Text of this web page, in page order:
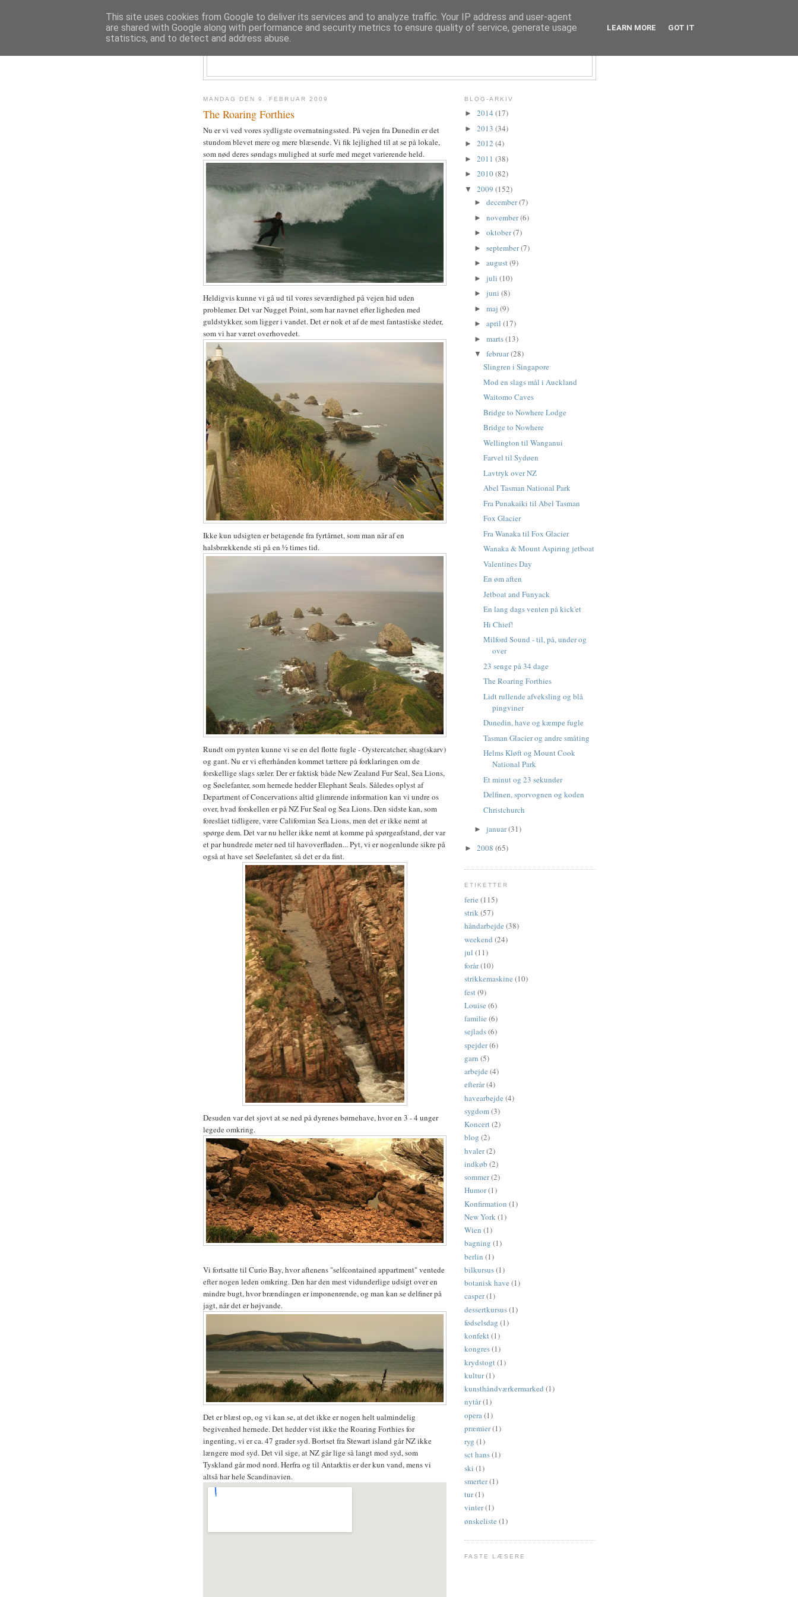
MANDAG DEN 9. FEBRUAR 2009
The Roaring Forthies
Nu er vi ved vores sydligste overnatningssted. På vejen fra Dunedin er det
stundom blevet mere og mere blæsende. Vi fik lejlighed til at se på lokale,
som nød deres søndags mulighed at surfe med meget varierende held.
Heldigvis kunne vi gå ud til vores seværdighed på vejen hid uden
problemer. Det var Nugget Point, som har navnet efter ligheden med
guldstykker, som ligger i vandet. Det er nok et af de mest fantastiske steder,
som vi har været overhovedet.
Ikke kun udsigten er betagende fra fyrtårnet, som man når af en
halsbrækkende sti på en ½ times tid.
Rundt om pynten kunne vi se en del flotte fugle - Oystercatcher, shag(skarv)
og gant. Nu er vi efterhånden kommet tættere på forklaringen om de
forskellige slags sæler. Der er faktisk både New Zealand Fur Seal, Sea Lions,
og Søelefanter, som hernede hedder Elephant Seals. Således oplyst af
Department of Concervations altid glimrende information kan vi undre os
over, hvad forskellen er på NZ Fur Seal og Sea Lions. Den sidste kan, som
foreslået tidligere, være Californian Sea Lions, men det er ikke nemt at
spørge dem. Det var nu heller ikke nemt at komme på spørgeafstand, der var
et par hundrede meter ned til havoverfladen... Pyt, vi er nogenlunde sikre på
også at have set Søelefanter, så det er da fint.
Desuden var det sjovt at se ned på dyrenes børnehave, hvor en 3 - 4 unger
legede omkring.
Vi fortsatte til Curio Bay, hvor aftenens "selfcontained appartment" ventede
efter nogen leden omkring. Den har den mest vidunderlige udsigt over en
mindre bugt, hvor brændingen er imponenrende, og man kan se delfiner på
jagt, når det er højvande.
Det er blæst op, og vi kan se, at det ikke er nogen helt ualmindelig
begivenhed hernede. Det hedder vist ikke the Roaring Forthies for
ingenting, vi er ca. 47 grader syd. Bortset fra Stewart island går NZ ikke
længere mod syd. Det vil sige, at NZ går lige så langt mod syd, som
Tyskland går mod nord. Herfra og til Antarktis er der kun vand, mens vi
altså har hele Scandinavien.
BLOG-ARKIV
► 2014 (17)
► 2013 (34)
► 2012 (4)
► 2011 (38)
► 2010(82)
▼ 2009 (152)
► december(7)
► november(6)
► oktober(7)
► september(7)
► august(9)
► juli (10)
► juni (8)
► maj (9)
► april (17)
► marts(13)
▼ februar(28)
Slingren i Singapore
Mod en slags mål i Auckland
Waitomo Caves
Bridge to Nowhere Lodge
Bridge to Nowhere
Wellington til Wanganui
Farvel til Sydøen
Lavtryk over NZ
Abel Tasman National Park
Fra Punakaiki til Abel Tasman
Fox Glacier
Fra Wanaka til Fox Glacier
Wanaka & Mount Aspiring jetboat
Valentines Day
En øm aften
Jetboat and Funyack
En lang dags venten på kick'et
Hi Chief!
Milford Sound - til, på, under og
over
23 senge på 34 dage
The Roaring Forthies
Lidt rullende afveksling og blå
pingviner
Dunedin, have og kæmpe fugle
Tasman Glacier og andre småting
Helms Kløft og Mount Cook
National Park
Et minut og 23 sekunder
Delfinen, sporvognen og koden
Christchurch
► januar(31)
► 2008 (65)
ETIKETTER
ferie (115)
strik(57)
håndarbejde (38)
weekend (24)
jul (11)
forår(10)
strikkemaskine (10)
fest(9)
Louise (6)
familie (6)
sejlads(6)
spejder(6)
garn (5)
arbejde (4)
efterår(4)
havearbejde (4)
sygdom(3)
Koncert(2)
blog (2)
hvaler(2)
indkøb (2)
sommer(2)
Humor(1)
Konfirmation (1)
New York(1)
Wien (1)
bagning (1)
berlin (1)
bilkursus(1)
botanisk have (1)
casper(1)
dessertkursus(1)
fødselsdag (1)
konfekt(1)
kongres(1)
krydstogt(1)
kultur(1)
kunsthåndværkermarked (1)
nytår(1)
opera(1)
præmier(1)
ryg (1)
sct hans(1)
ski (1)
smerter(1)
tur(1)
vinter(1)
ønskeliste (1)
FASTE LÆSERE
This site uses cookies from Google to deliver its services and to analyze traffic. Your IP address and user-agent
are shared with Google along with performance and security metrics to ensure quality of service, generate usage
statistics, and to detect and address abuse.
LEARN MORE GOT IT